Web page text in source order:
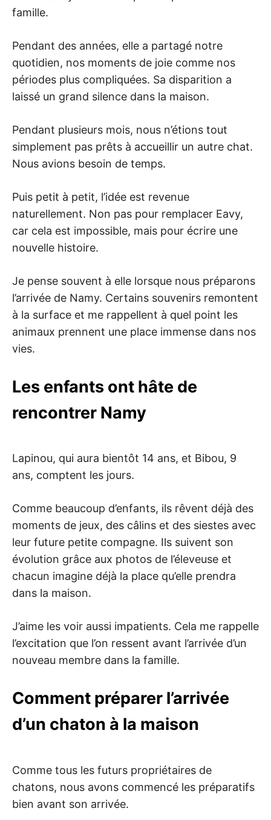
famille.
Pendant des années, elle a partagé notre
quotidien, nos moments de joie comme nos
périodes plus compliquées. Sa disparition a
laissé un grand silence dans la maison.
Pendant plusieurs mois, nous n’étions tout
simplement pas prêts à accueillir un autre chat.
Nous avions besoin de temps.
Puis petit à petit, l’idée est revenue
naturellement. Non pas pour remplacer Eavy,
car cela est impossible, mais pour écrire une
nouvelle histoire.
Je pense souvent à elle lorsque nous préparons
l’arrivée de Namy. Certains souvenirs remontent
à la surface et me rappellent à quel point les
animaux prennent une place immense dans nos
vies.
Les enfants ont hâte de
rencontrer Namy
Lapinou, qui aura bientôt 14 ans, et Bibou, 9
ans, comptent les jours.
Comme beaucoup d’enfants, ils rêvent déjà des
moments de jeux, des câlins et des siestes avec
leur future petite compagne. Ils suivent son
évolution grâce aux photos de l’éleveuse et
chacun imagine déjà la place qu’elle prendra
dans la maison.
J’aime les voir aussi impatients. Cela me rappelle
l’excitation que l’on ressent avant l’arrivée d’un
nouveau membre dans la famille.
Comment préparer l’arrivée
d’un chaton à la maison
Comme tous les futurs propriétaires de
chatons, nous avons commencé les préparatifs
bien avant son arrivée.